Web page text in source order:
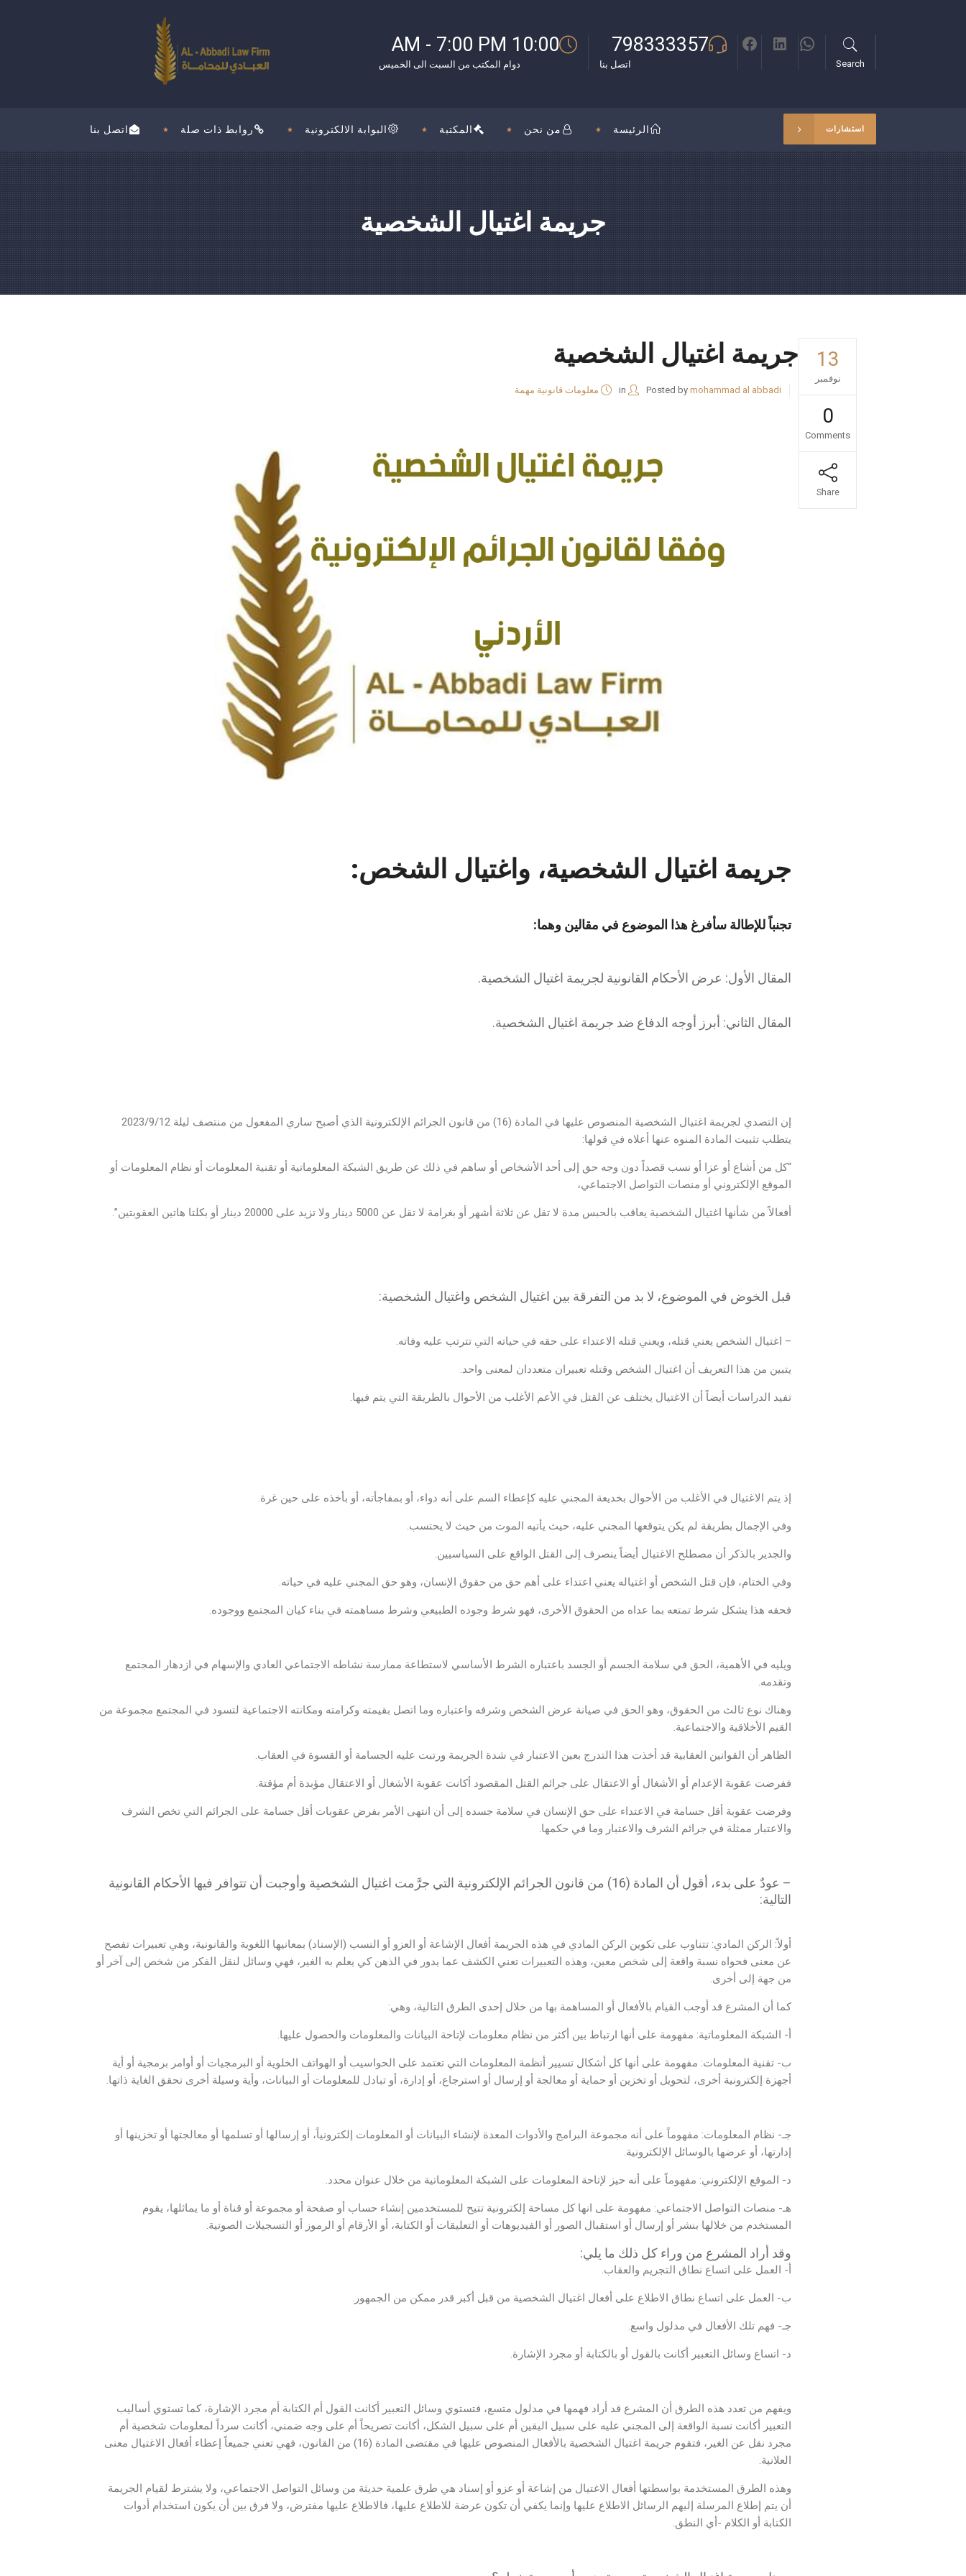
10:00 AM - 7:00 PM
دوام المكتب من السبت الى الخميس
798333357
اتصل بنا Search
اتصل بنا روابط ذات صلة البوابة الالكترونية المكتبة من نحن الرئيسة استشارات
جريمة اغتيال الشخصية
13
نوفمبر
0
Comments
Share
جريمة اغتيال الشخصية
Posted by mohammad al abbadi
in معلومات قانونية مهمة
جريمة اغتيال الشخصية، واغتيال الشخص:
تجنباً للإطالة سأفرغ هذا الموضوع في مقالين وهما:
المقال الأول: عرض الأحكام القانونية لجريمة اغتيال الشخصية.
المقال الثاني: أبرز أوجه الدفاع ضد جريمة اغتيال الشخصية.
إن التصدي لجريمة اغتيال الشخصية المنصوص عليها في المادة (16) من قانون الجرائم الإلكترونية الذي أصبح ساري المفعول من منتصف ليلة 2023/9/12
يتطلب تثبيت المادة المنوه عنها أعلاه في قولها:
“كل من أشاع أو عزا أو نسب قصداً دون وجه حق إلى أحد الأشخاص أو ساهم في ذلك عن طريق الشبكة المعلوماتية أو تقنية المعلومات أو نظام المعلومات أو
الموقع الإلكتروني أو منصات التواصل الاجتماعي،
أفعالاً من شأنها اغتيال الشخصية يعاقب بالحبس مدة لا تقل عن ثلاثة أشهر أو بغرامة لا تقل عن 5000 دينار ولا تزيد على 20000 دينار أو بكلتا هاتين العقوبتين”.
قبل الخوض في الموضوع، لا بد من التفرقة بين اغتيال الشخص واغتيال الشخصية:
– اغتيال الشخص يعني قتله، ويعني قتله الاعتداء على حقه في حياته التي تترتب عليه وفاته.
يتبين من هذا التعريف أن اغتيال الشخص وقتله تعبيران متعددان لمعنى واحد.
تفيد الدراسات أيضاً أن الاغتيال يختلف عن القتل في الأعم الأغلب من الأحوال بالطريقة التي يتم فيها.
إذ يتم الاغتيال في الأغلب من الأحوال بخديعة المجني عليه كإعطاء السم على أنه دواء، أو بمفاجأته، أو بأخذه على حين غرة.
وفي الإجمال بطريقة لم يكن يتوقعها المجني عليه، حيث يأتيه الموت من حيث لا يحتسب.
والجدير بالذكر أن مصطلح الاغتيال أيضاً ينصرف إلى القتل الواقع على السياسيين.
وفي الختام، فإن قتل الشخص أو اغتياله يعني اعتداء على أهم حق من حقوق الإنسان، وهو حق المجني عليه في حياته.
فحقه هذا يشكل شرط تمتعه بما عداه من الحقوق الأخرى، فهو شرط وجوده الطبيعي وشرط مساهمته في بناء كيان المجتمع ووجوده.
ويليه في الأهمية، الحق في سلامة الجسم أو الجسد باعتباره الشرط الأساسي لاستطاعة ممارسة نشاطه الاجتماعي العادي والإسهام في ازدهار المجتمع
وتقدمه.
وهناك نوع ثالث من الحقوق، وهو الحق في صيانة عرض الشخص وشرفه واعتباره وما اتصل بقيمته وكرامته ومكانته الاجتماعية لتسود في المجتمع مجموعة من
القيم الأخلاقية والاجتماعية.
الظاهر أن القوانين العقابية قد أخذت هذا التدرج بعين الاعتبار في شدة الجريمة ورتبت عليه الجسامة أو القسوة في العقاب.
ففرضت عقوبة الإعدام أو الأشغال أو الاعتقال على جرائم القتل المقصود أكانت عقوبة الأشغال أو الاعتقال مؤبدة أم مؤقتة.
وفرضت عقوبة أقل جسامة في الاعتداء على حق الإنسان في سلامة جسده إلى أن انتهى الأمر بفرض عقوبات أقل جسامة على الجرائم التي تخص الشرف
والاعتبار ممثلة في جرائم الشرف والاعتبار وما في حكمها.
– عودٌ على بدء، أقول أن المادة (16) من قانون الجرائم الإلكترونية التي جرَّمت اغتيال الشخصية وأوجبت أن تتوافر فيها الأحكام القانونية
التالية:
أولاً: الركن المادي: تتناوب على تكوين الركن المادي في هذه الجريمة أفعال الإشاعة أو العزو أو النسب (الإسناد) بمعانيها اللغوية والقانونية، وهي تعبيرات تفصح
عن معنى فحواه نسبة واقعة إلى شخص معين، وهذه التعبيرات تعني الكشف عما يدور في الذهن كي يعلم به الغير، فهي وسائل لنقل الفكر من شخص إلى آخر أو
من جهة إلى أخرى.
كما أن المشرع قد أوجب القيام بالأفعال أو المساهمة بها من خلال إحدى الطرق التالية، وهي:
أ‌- الشبكة المعلوماتية: مفهومة على أنها ارتباط بين أكثر من نظام معلومات لإتاحة البيانات والمعلومات والحصول عليها.
ب‌- تقنية المعلومات: مفهومة على أنها كل أشكال تسيير أنظمة المعلومات التي تعتمد على الحواسيب أو الهواتف الخلوية أو البرمجيات أو أوامر برمجية أو أية
أجهزة إلكترونية أخرى، لتحويل أو تخزين أو حماية أو معالجة أو إرسال أو استرجاع، أو إدارة، أو تبادل للمعلومات أو البيانات، وأية وسيلة أخرى تحقق الغاية ذاتها.
جـ- نظام المعلومات: مفهوماً على أنه مجموعة البرامج والأدوات المعدة لإنشاء البيانات أو المعلومات إلكترونياً، أو إرسالها أو تسلمها أو معالجتها أو تخزينها أو
إدارتها، أو عرضها بالوسائل الإلكترونية.
د- الموقع الإلكتروني: مفهوماً على أنه حيز لإتاحة المعلومات على الشبكة المعلوماتية من خلال عنوان محدد.
هـ- منصات التواصل الاجتماعي: مفهومة على انها كل مساحة إلكترونية تتيح للمستخدمين إنشاء حساب أو صفحة أو مجموعة أو قناة أو ما يماثلها، يقوم
المستخدم من خلالها بنشر أو إرسال أو استقبال الصور أو الفيديوهات أو التعليقات أو الكتابة، أو الأرقام أو الرموز أو التسجيلات الصوتية.
وقد أراد المشرع من وراء كل ذلك ما يلي:
أ‌- العمل على اتساع نطاق التجريم والعقاب.
ب‌- العمل على اتساع نطاق الاطلاع على أفعال اغتيال الشخصية من قبل أكبر قدر ممكن من الجمهور.
جـ- فهم تلك الأفعال في مدلول واسع.
د- اتساع وسائل التعبير أكانت بالقول أو بالكتابة أو مجرد الإشارة.
ويفهم من تعدد هذه الطرق أن المشرع قد أراد فهمها في مدلول متسع، فتستوي وسائل التعبير أكانت القول أم الكتابة أم مجرد الإشارة، كما تستوي أساليب
التعبير أكانت نسبة الواقعة إلى المجني عليه على سبيل اليقين أم على سبيل الشكل، أكانت تصريحاً أم على وجه ضمني، أكانت سرداً لمعلومات شخصية أم
مجرد نقل عن الغير، فتقوم جريمة اغتيال الشخصية بالأفعال المنصوص عليها في مقتضى المادة (16) من القانون، فهي تعني جميعاً إعطاء أفعال الاغتيال معنى
العلانية.
وهذه الطرق المستخدمة بواسطتها أفعال الاغتيال من إشاعة أو عزو أو إسناد هي طرق علمية حديثة من وسائل التواصل الاجتماعي، ولا يشترط لقيام الجريمة
أن يتم إطلاع المرسلة إليهم الرسائل الاطلاع عليها وإنما يكفي أن تكون عرضة للاطلاع عليها، فالاطلاع عليها مفترض، ولا فرق بين أن يكون استخدام أدوات
الكتابة أو الكلام -أي النطق.